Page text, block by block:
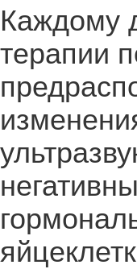
Каждому
терапии